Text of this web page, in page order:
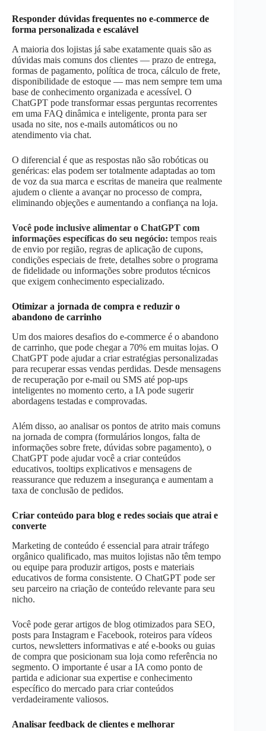
Responder dúvidas frequentes no e-commerce de
forma personalizada e escalável
A maioria dos lojistas já sabe exatamente quais são as
dúvidas mais comuns dos clientes — prazo de entrega,
formas de pagamento, política de troca, cálculo de frete,
disponibilidade de estoque — mas nem sempre tem uma
base de conhecimento organizada e acessível. O
ChatGPT pode transformar essas perguntas recorrentes
em uma FAQ dinâmica e inteligente, pronta para ser
usada no site, nos e-mails automáticos ou no
atendimento via chat.
O diferencial é que as respostas não são robóticas ou
genéricas: elas podem ser totalmente adaptadas ao tom
de voz da sua marca e escritas de maneira que realmente
ajudem o cliente a avançar no processo de compra,
eliminando objeções e aumentando a confiança na loja.
Você pode inclusive alimentar o ChatGPT com
informações específicas do seu negócio: tempos reais
de envio por região, regras de aplicação de cupons,
condições especiais de frete, detalhes sobre o programa
de fidelidade ou informações sobre produtos técnicos
que exigem conhecimento especializado.
Otimizar a jornada de compra e reduzir o
abandono de carrinho
Um dos maiores desafios do e-commerce é o abandono
de carrinho, que pode chegar a 70% em muitas lojas. O
ChatGPT pode ajudar a criar estratégias personalizadas
para recuperar essas vendas perdidas. Desde mensagens
de recuperação por e-mail ou SMS até pop-ups
inteligentes no momento certo, a IA pode sugerir
abordagens testadas e comprovadas.
Além disso, ao analisar os pontos de atrito mais comuns
na jornada de compra (formulários longos, falta de
informações sobre frete, dúvidas sobre pagamento), o
ChatGPT pode ajudar você a criar conteúdos
educativos, tooltips explicativos e mensagens de
reassurance que reduzem a insegurança e aumentam a
taxa de conclusão de pedidos.
Criar conteúdo para blog e redes sociais que atrai e
converte
Marketing de conteúdo é essencial para atrair tráfego
orgânico qualificado, mas muitos lojistas não têm tempo
ou equipe para produzir artigos, posts e materiais
educativos de forma consistente. O ChatGPT pode ser
seu parceiro na criação de conteúdo relevante para seu
nicho.
Você pode gerar artigos de blog otimizados para SEO,
posts para Instagram e Facebook, roteiros para vídeos
curtos, newsletters informativas e até e-books ou guias
de compra que posicionam sua loja como referência no
segmento. O importante é usar a IA como ponto de
partida e adicionar sua expertise e conhecimento
específico do mercado para criar conteúdos
verdadeiramente valiosos.
Analisar feedback de clientes e melhorar